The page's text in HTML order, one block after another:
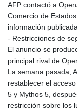
AFP contactó a
Comercio de
información
- Restricciones de
El anuncio se
principal rival de
La semana pasada,
restablecer el
5 y Mythos 5,
restricción sobre los